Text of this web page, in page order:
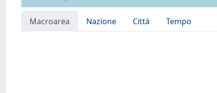
Macroarea Nazione Città Tempo